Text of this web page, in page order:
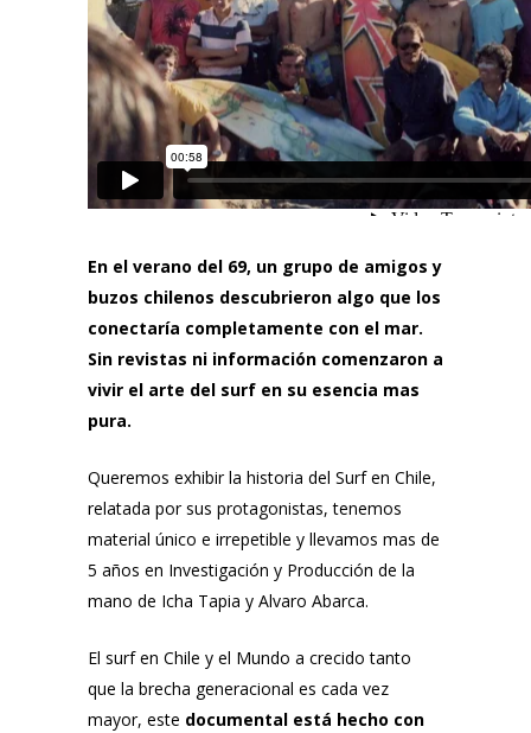
En el verano del 69, un grupo de amigos y
buzos chilenos descubrieron algo que los
conectaría completamente con el mar.
Sin revistas ni información comenzaron a
vivir el arte del surf en su esencia mas
pura.
Queremos exhibir la historia del Surf en Chile,
relatada por sus protagonistas, tenemos
material único e irrepetible y llevamos mas de
5 años en Investigación y Producción de la
mano de Icha Tapia y Alvaro Abarca.
El surf en Chile y el Mundo a crecido tanto
que la brecha generacional es cada vez
mayor, este documental está hecho con